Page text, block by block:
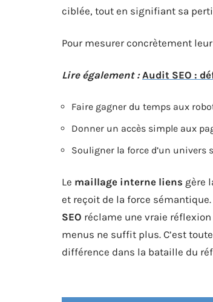
ciblée, tout en signifiant sa
Pour mesurer concrètement
Lire également : Audit SEO :
Faire gagner du temps aux
Donner un accès simple aux
Souligner la force d’un univers
Le maillage interne liens gère
et reçoit de la force
SEO réclame une vraie
menus ne suffit plus. C’est
différence dans la bataille du